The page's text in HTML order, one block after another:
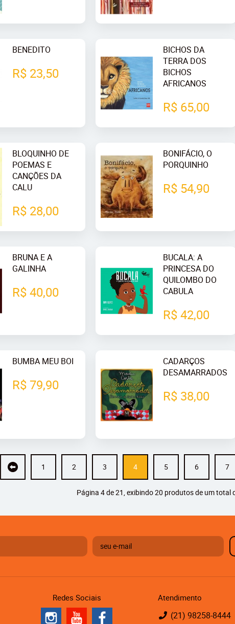
BENEDITO
R$ 23,50
BICHOS DA
TERRA DOS
BICHOS
AFRICANOS
R$ 65,00
BLOQUINHO DE
POEMAS E
CANÇÕES DA
CALU
R$ 28,00
BONIFÁCIO, O
PORQUINHO
R$ 54,90
BRUNA E A
GALINHA
R$ 40,00
BUCALA: A
PRINCESA DO
QUILOMBO DO
CABULA
R$ 42,00
BUMBA MEU BOI
R$ 79,90
CADARÇOS
DESAMARRADOS
R$ 38,00
1 2 3 4 5 6 7
Página 4 de 21, exibindo 20 produtos de um total
Redes Sociais Atendimento
(21) 98258-8444